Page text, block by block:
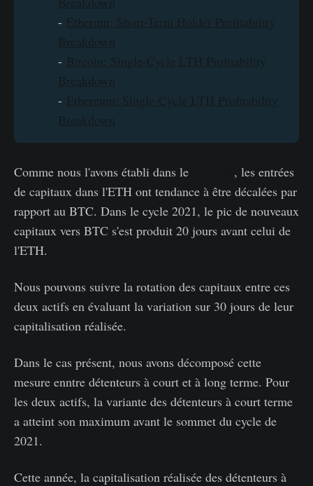
- Etherum: Short-Term Holder Profitability
Breakdown
- Bitcoin: Single-Cycle LTH Profitability
Breakdown
- Ethereum: Single-Cycle LTH Profitability
Breakdown
Comme nous l'avons établi dans le
, les entrées
de capitaux dans l'ETH ont tendance à être décalées par
rapport au BTC. Dans le cycle 2021, le pic de nouveaux
capitaux vers BTC s'est produit 20 jours avant celui de
l'ETH.
Nous pouvons suivre la rotation des capitaux entre ces
deux actifs en évaluant la variation sur 30 jours de leur
capitalisation réalisée.
Dans le cas présent, nous avons décomposé cette
mesure enntre détenteurs à court et à long terme. Pour
les deux actifs, la variante des détenteurs à court terme
a atteint son maximum avant le sommet du cycle de
2021.
Cette année, la capitalisation réalisée des détenteurs à